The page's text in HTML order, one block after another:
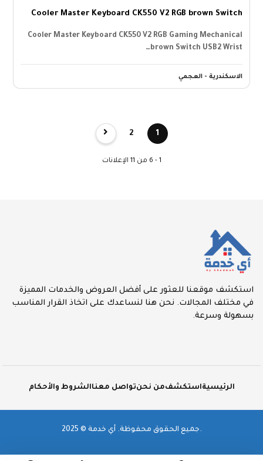
Cooler Master Keyboard CK550 V2 RGB brown Switch
Cooler Master Keyboard CK550 V2 RGB Gaming Mechanical
brown Switch USB2 Wrist…
الاسكندرية - العجمي
1
2
1 - 6 من 11 الإعلانات
استكشف موقعنا للعثور على أفضل العروض والخدمات المميزة
في مختلف المجالات. نحن هنا لنساعدك على اتخاذ القرار المناسب
بسهولة وسرعة.
الرئيسيةاستكشفمن نحنتواصل معناالشروط والأحكام
2025 © جميع الحقوق محفوظة. أي خدمة.